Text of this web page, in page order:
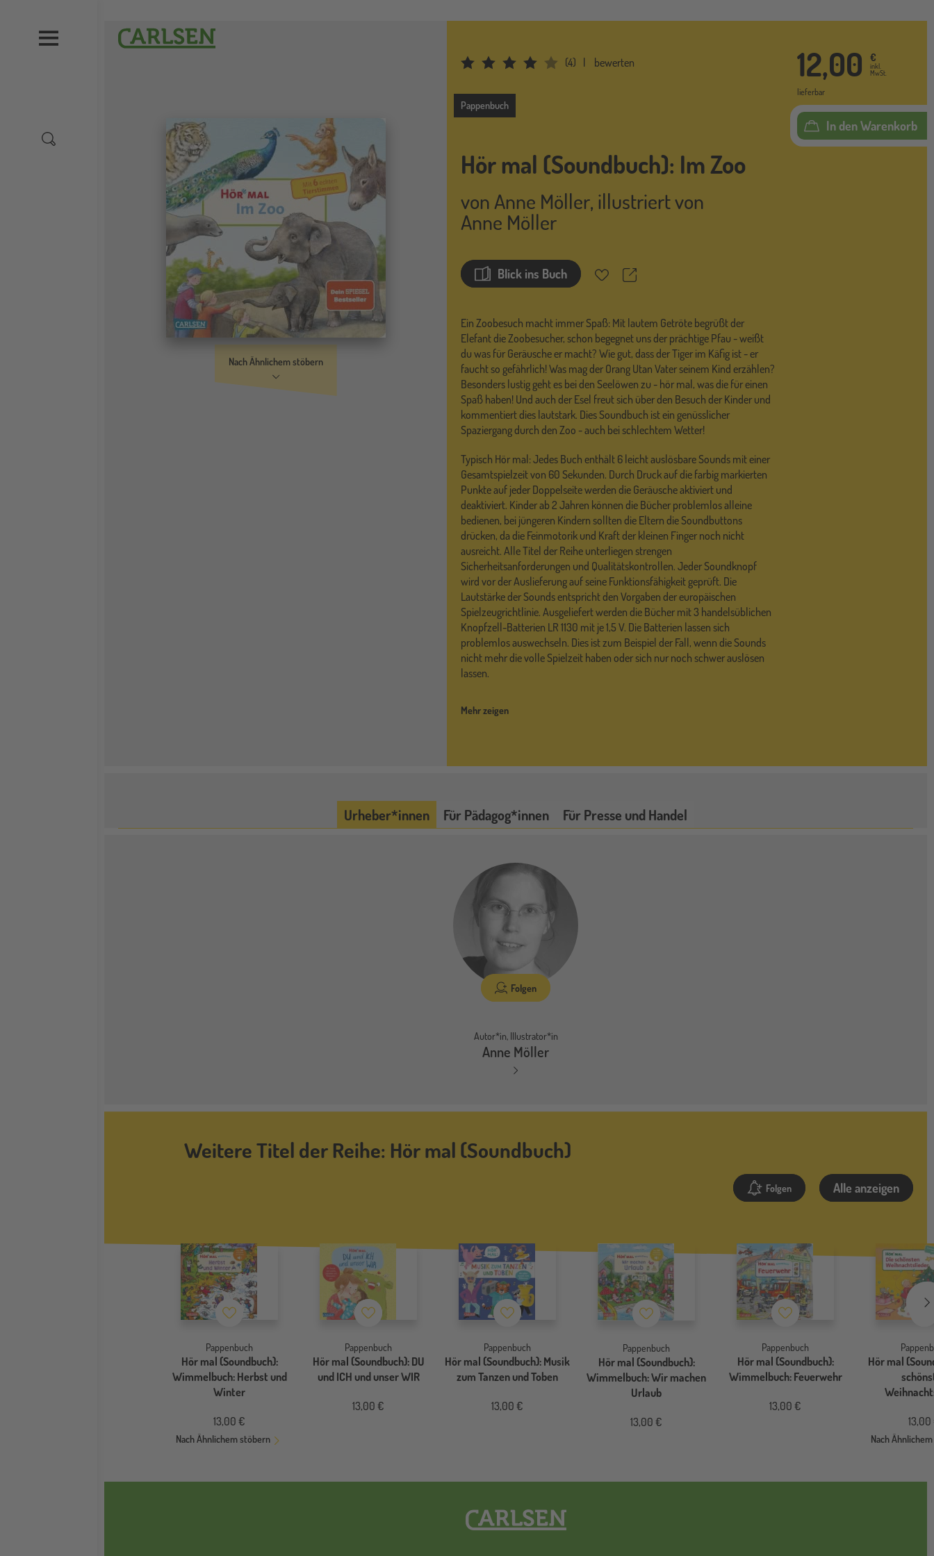
Carlsen
Nach Ähnlichem stöbern
Average Rating: 3.75 (4) bewerten
Pappenbuch
Pappenbuch
Hör mal (Soundbuch): Im Zoo
vonAnne Möller, illustriert von
Anne Möller
Blick ins Buch MerkzettelTeilen
Ein Zoobesuch macht immer Spaß: Mit lautem Getröte begrüßt der
Elefant die Zoobesucher, schon begegnet uns der prächtige Pfau - weißt
du was für Geräusche er macht? Wie gut, dass der Tiger im Käfig ist - er
faucht so gefährlich! Was mag der Orang Utan Vater seinem Kind erzählen?
Besonders lustig geht es bei den Seelöwen zu - hör mal, was die für einen
Spaß haben! Und auch der Esel freut sich über den Besuch der Kinder und
kommentiert dies lautstark. Dies Soundbuch ist ein genüsslicher
Spaziergang durch den Zoo - auch bei schlechtem Wetter!
Typisch Hör mal: Jedes Buch enthält 6 leicht auslösbare Sounds mit einer
Gesamtspielzeit von 60 Sekunden. Durch Druck auf die farbig markierten
Punkte auf jeder Doppelseite werden die Geräusche aktiviert und
deaktiviert. Kinder ab 2 Jahren können die Bücher problemlos alleine
bedienen, bei jüngeren Kindern sollten die Eltern die Soundbuttons
drücken, da die Feinmotorik und Kraft der kleinen Finger noch nicht
ausreicht. Alle Titel der Reihe unterliegen strengen
Sicherheitsanforderungen und Qualitätskontrollen. Jeder Soundknopf
wird vor der Auslieferung auf seine Funktionsfähigkeit geprüft. Die
Lautstärke der Sounds entspricht den Vorgaben der europäischen
Spielzeugrichtlinie. Ausgeliefert werden die Bücher mit 3 handelsüblichen
Knopfzell-Batterien LR 1130 mit je 1,5 V. Die Batterien lassen sich
problemlos auswechseln. Dies ist zum Beispiel der Fall, wenn die Sounds
nicht mehr die volle Spielzeit haben oder sich nur noch schwer auslösen
lassen.
Mehr zeigen
12,00 €
inkl.
MwSt.
lieferbar
In den Warenkorb
Urheber*innen Für Pädagog*innen Für Presse und Handel
Folgen
Autor*in, Illustrator*in
Anne Möller
Weitere Titel der Reihe: Hör mal (Soundbuch)
Folgen Alle anzeigen
Merkzettel
Pappenbuch
Hör mal (Soundbuch):
Wimmelbuch: Herbst und
Winter
13,00 €
Nach Ähnlichem stöbern
Merkzettel
Pappenbuch
Hör mal (Soundbuch): DU
und ICH und unser WIR
13,00 €
Merkzettel
Pappenbuch
Hör mal (Soundbuch): Musik
zum Tanzen und Toben
13,00 €
Merkzettel
Pappenbuch
Hör mal (Soundbuch):
Wimmelbuch: Wir machen
Urlaub
13,00 €
Merkzettel
Pappenbuch
Hör mal (Soundbuch):
Wimmelbuch: Feuerwehr
13,00 €
Hör mal
Nach